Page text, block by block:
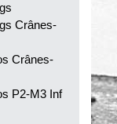
Crânes-
Crânes-
P2-M3 Inf